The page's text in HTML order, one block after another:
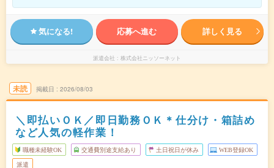
気になる! 応募へ進む 詳しく見る
派遣会社 株式会社ニッソーネット
未読 掲載日 2026/08/03
＼即払いＯＫ／即日勤務ＯＫ＊仕分け・箱詰め
など人気の軽作業！
職種未経験OK 交通費別途支給あり 土日祝日が休み WEB登録OK
派遣